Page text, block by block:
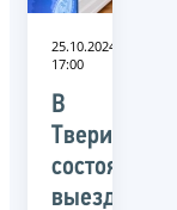
25.10.2024
17:00
В
Твери
состоялось
выездное